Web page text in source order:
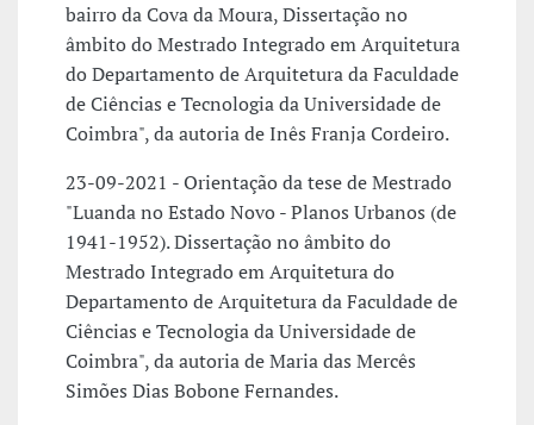
bairro da Cova da Moura, Dissertação no
âmbito do Mestrado Integrado em Arquitetura
do Departamento de Arquitetura da Faculdade
de Ciências e Tecnologia da Universidade de
Coimbra", da autoria de Inês Franja Cordeiro.
23-09-2021 - Orientação da tese de Mestrado
"Luanda no Estado Novo - Planos Urbanos (de
1941-1952). Dissertação no âmbito do
Mestrado Integrado em Arquitetura do
Departamento de Arquitetura da Faculdade de
Ciências e Tecnologia da Universidade de
Coimbra", da autoria de Maria das Mercês
Simões Dias Bobone Fernandes.